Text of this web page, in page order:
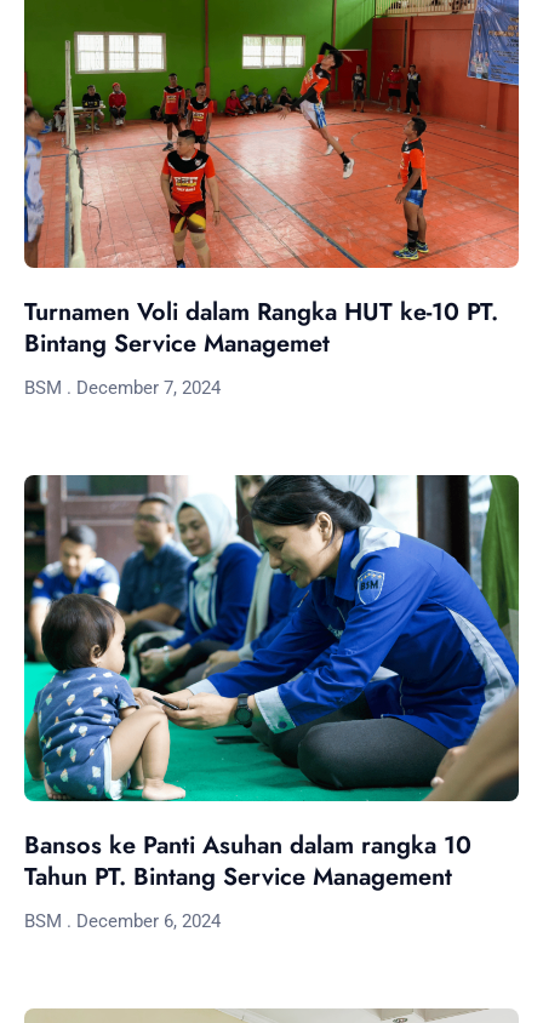
Turnamen Voli dalam Rangka HUT ke-10 PT.
Bintang Service Managemet
BSM December 7, 2024
Bansos ke Panti Asuhan dalam rangka 10
Tahun PT. Bintang Service Management
BSM December 6, 2024